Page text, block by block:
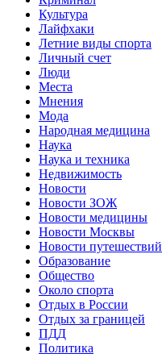
Культура
Лайфхаки
Летние виды спорта
Личный счет
Люди
Места
Мнения
Мода
Народная медицина
Наука
Наука и техника
Недвижимость
Новости
Новости ЗОЖ
Новости медицины
Новости Москвы
Новости путешествий
Образование
Общество
Около спорта
Отдых в России
Отдых за границей
ПДД
Политика